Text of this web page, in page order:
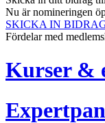
Nu är nomineringen
SKICKA IN
Fördelar med
Kurser &